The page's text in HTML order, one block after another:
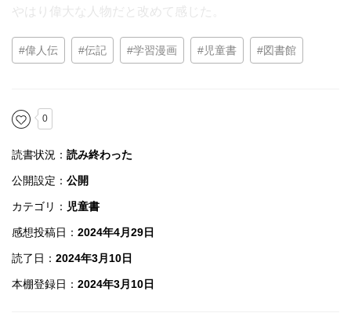
やはり偉大な人物だと改めて感じた。
#偉人伝 #伝記 #学習漫画 #児童書 #図書館
0
読書状況： 読み終わった
公開設定： 公開
カテゴリ： 児童書
感想投稿日： 2024年4月29日
読了日： 2024年3月10日
本棚登録日： 2024年3月10日